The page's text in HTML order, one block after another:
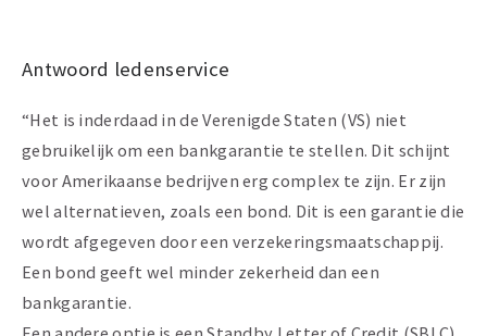
Antwoord ledenservice
“Het is inderdaad in de Verenigde Staten (VS) niet
gebruikelijk om een bankgarantie te stellen. Dit schijnt
voor Amerikaanse bedrijven erg complex te zijn. Er zijn
wel alternatieven, zoals een bond. Dit is een garantie die
wordt afgegeven door een verzekeringsmaatschappij.
Een bond geeft wel minder zekerheid dan een
bankgarantie.